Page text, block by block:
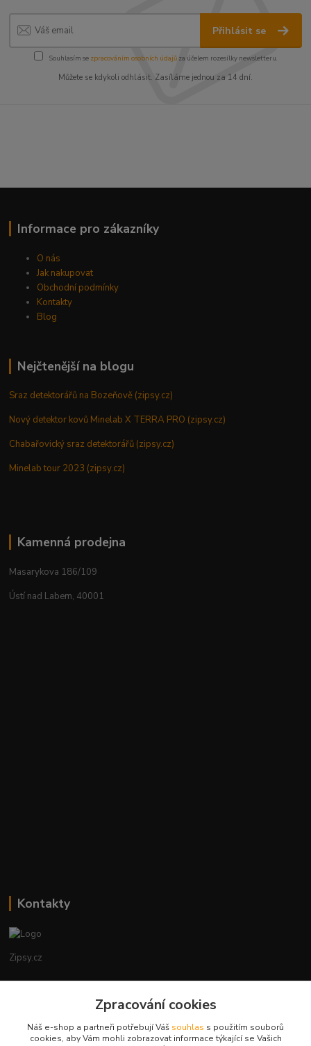
Přihlásit se
Souhlasím se zpracováním osobních údajůza účelem rozesílky newsletteru.
Můžete se kdykoli odhlásit. Zasíláme jednou za 14 dní.
Informace pro zákazníky
O nás
Jak nakupovat
Obchodní podmínky
Kontakty
Blog
Nejčtenější na blogu
Sraz detektorářů na Bozeňově (zipsy.cz)
Nový detektor kovů Minelab X TERRA PRO (zipsy.cz)
Chabařovický sraz detektorářů (zipsy.cz)
Minelab tour 2023 (zipsy.cz)
Kamenná prodejna
Masarykova 186/109
Ústí nad Labem, 40001
Kontakty
Zipsy.cz
+420774877333
Zpracování cookies
Náš e-shop a partneři potřebují Váš souhlas s použitím souborů
cookies, aby Vám mohli zobrazovat informace týkající se Vašich